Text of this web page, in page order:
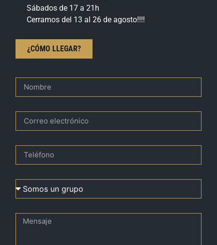
Sábados de 17 a 21h
Cerramos del 13 al 26 de agosto!!!!
¿CÓMO LLEGAR?